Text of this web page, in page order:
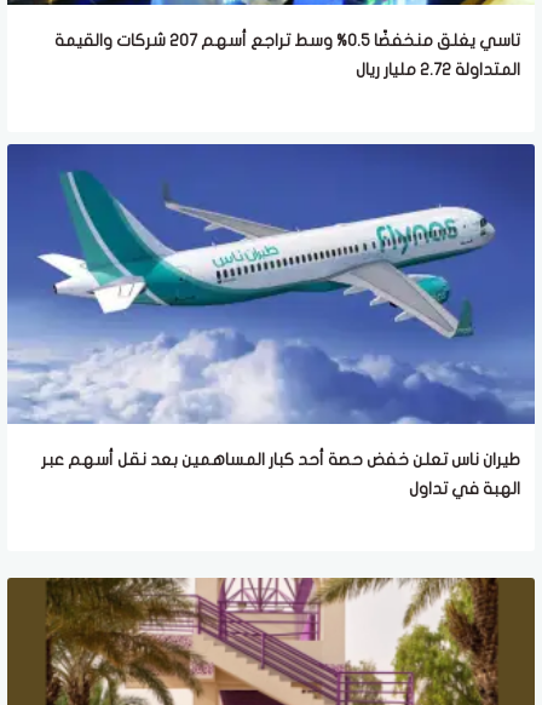
تاسي يغلق منخفضًا 0.5% وسط تراجع أسهم 207 شركات والقيمة
المتداولة 2.72 مليار ريال
طيران ناس تعلن خفض حصة أحد كبار المساهمين بعد نقل أسهم عبر
الهبة في تداول